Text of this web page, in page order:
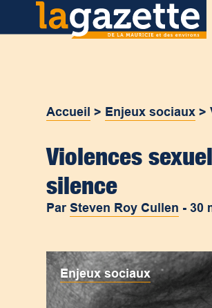
Accueil > Enjeux sociaux >
Violences
silence
ParSteven Roy Cullen -30
Enjeux sociaux